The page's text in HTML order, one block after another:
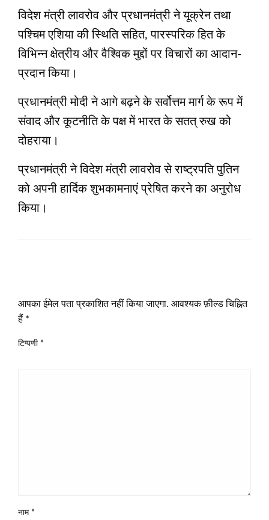
विदेश मंत्री लावरोव और प्रधानमंत्री ने यूक्रेन तथा
पश्चिम एशिया की स्थिति सहित, पारस्परिक हित के
विभिन्न क्षेत्रीय और वैश्विक मुद्दों पर विचारों का आदान-
प्रदान किया।
प्रधानमंत्री मोदी ने आगे बढ़ने के सर्वोत्तम मार्ग के रूप में
संवाद और कूटनीति के पक्ष में भारत के सतत् रुख को
दोहराया।
प्रधानमंत्री ने विदेश मंत्री लावरोव से राष्ट्रपति पुतिन
को अपनी हार्दिक शुभकामनाएं प्रेषित करने का अनुरोध
किया।
आपका ईमेल पता प्रकाशित नहीं किया जाएगा. आवश्यक फ़ील्ड चिह्नित
हैं *
टिप्पणी *
नाम *